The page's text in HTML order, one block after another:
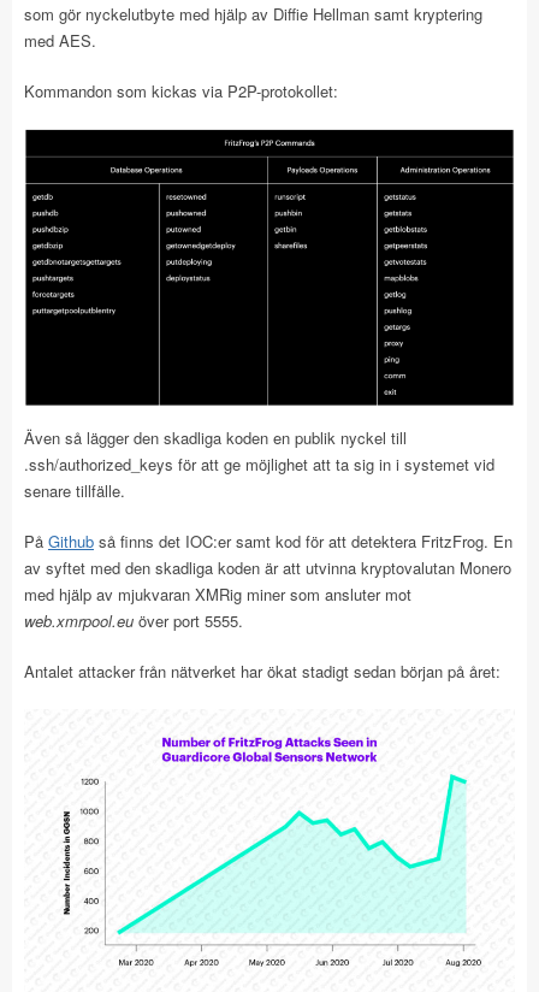
som gör nyckelutbyte med hjälp av Diffie Hellman samt kryptering
med AES.
Kommandon som kickas via P2P-protokollet:
Även så lägger den skadliga koden en publik nyckel till
.ssh/authorized_keys för att ge möjlighet att ta sig in i systemet vid
senare tillfälle.
På Github så finns det IOC:er samt kod för att detektera FritzFrog. En
av syftet med den skadliga koden är att utvinna kryptovalutan Monero
med hjälp av mjukvaran XMRig miner som ansluter mot
web.xmrpool.eu över port 5555.
Antalet attacker från nätverket har ökat stadigt sedan början på året: